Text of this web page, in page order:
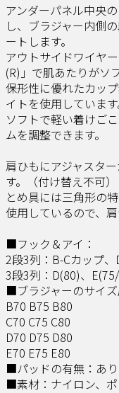
アンダーパネル中央
し、ブラジャー内側
ートします。
アウトサイドワイヤ
(R)」で肌あたりがソ
保形性に優れたカッ
イトを使用しています
ソフトで軽い着けご
ムを調整できます。
肩ひもにアジャスタ
す。（付け替え不可）
とめ具には三角形の
使用しているので、
■フック＆アイ：
2段3列：B-Cカップ
3段3列：D(80)、
■ブラジャーのサイズ
B70 B75 B80
C70 C75 C80
D70 D75 D80
E70 E75 E80
■パッドの有無：あり
■素材：ナイロン、